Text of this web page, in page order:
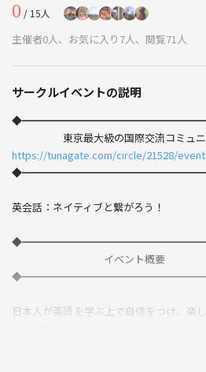
0 / 15人
主催者0人、お気に入り7人、閲覧71人
サークルイベントの説明
東京最大級の国際交流コミュニ
https://tunagate.com/circle/21528/
英会話：ネイティブと繋がろう！
イベント概要
日本人が英語を学ぶ上で自信をつけ、楽